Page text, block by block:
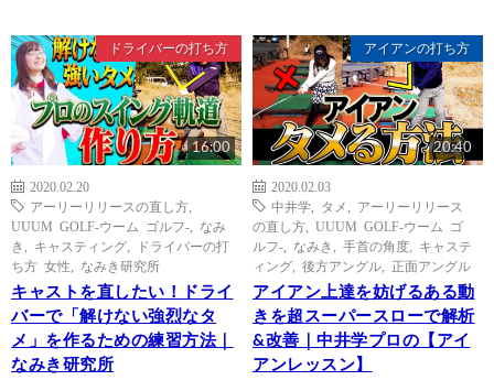
ドライバーの打ち方
16:00
2020.02.20
アーリーリリースの直し方
UUUM GOLF-ウーム ゴルフ-
なみ
き
キャスティング
ドライバーの打
ち方 女性
なみき研究所
キャストを直したい！ドライ
バーで「解けない強烈なタ
メ」を作るための練習方法｜
なみき研究所
アイアンの打ち方
20:40
2020.02.03
中井学
タメ
アーリーリリース
の直し方
UUUM GOLF-ウーム ゴ
ルフ-
なみき 手首の角度
キャステ
ィング
後方アングル 正面アングル
アイアン上達を妨げるある動
きを超スーパースローで解析
&改善｜中井学プロの【アイ
アンレッスン】